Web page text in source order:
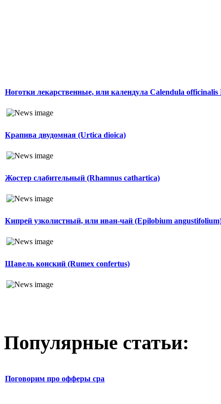
Ноготки лекарственные, или календула Calendula officinalis
Крапива двудомная (Urtica dioica)
Жостер слабительный (Rhamnus cathartica)
Кипрей узколистный, или иван-чай (Epilobium
Щавель конский (Rumex confertus)
Популярные статьи:
Поговорим про офферы cpa